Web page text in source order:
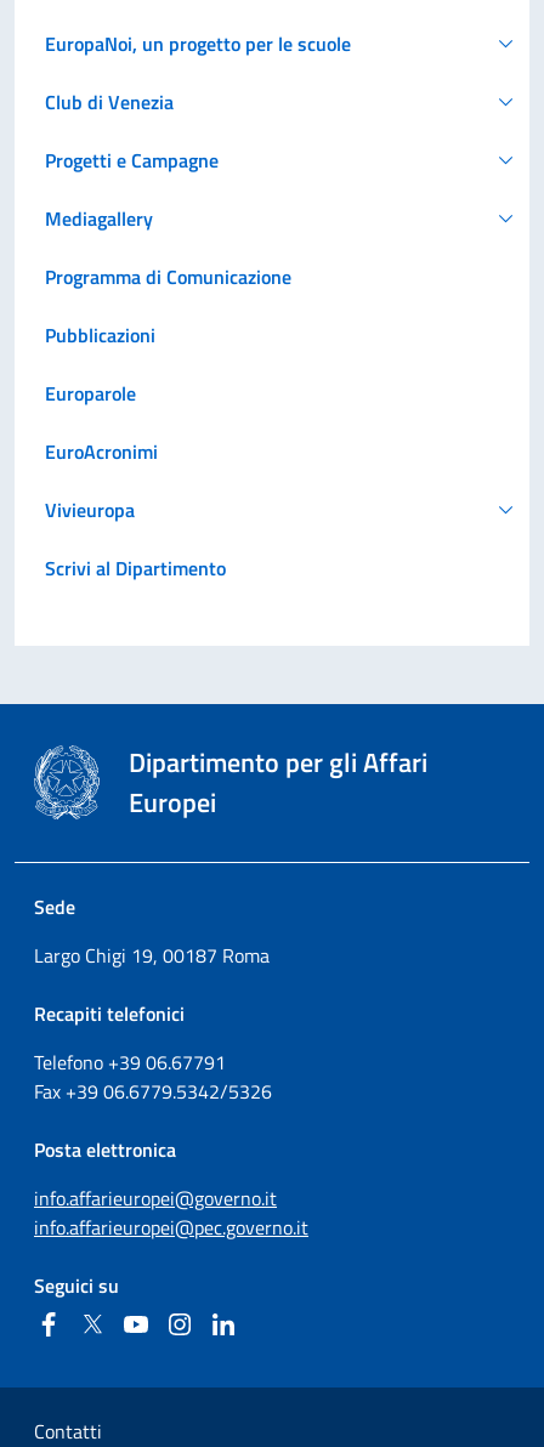
EuropaNoi, un progetto per le scuole
Club di Venezia
Progetti e Campagne
Mediagallery
Programma di Comunicazione
Pubblicazioni
Europarole
EuroAcronimi
Vivieuropa
Scrivi al Dipartimento
Dipartimento per gli Affari
Europei
Sede
Largo Chigi 19, 00187 Roma
Recapiti telefonici
Telefono +3906.67791
Fax +3906.6779.5342/5326
Posta elettronica
info.affarieuropei@governo.it
info.affarieuropei@pec.governo.it
Seguici su
FacebookTwitter YouTubeInstagram
Sezione Link Utili
Contatti